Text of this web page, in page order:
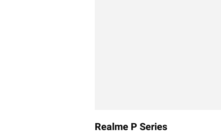
Realme P Series